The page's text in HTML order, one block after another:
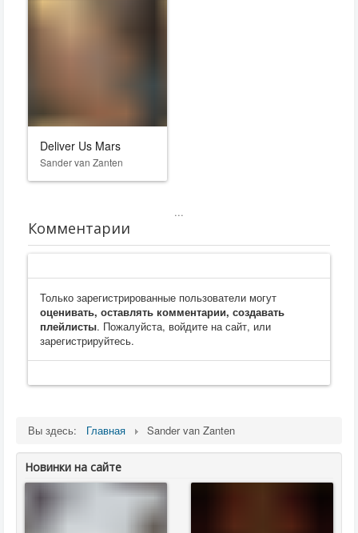
Deliver Us Mars
Sander van Zanten
...
Комментарии
Только зарегистрированные пользователи могут
оценивать, оставлять комментарии, создавать
плейлисты. Пожалуйста, войдите на сайт, или
зарегистрируйтесь.
Вы здесь: Главная Sander van Zanten
Новинки на сайте